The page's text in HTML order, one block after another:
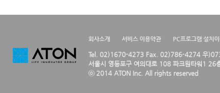
회사소개 서비스 이용약관 PC프로그램 설치
Tel. 02)1670-4273 Fax. 02)786-4274 우
서울시 영등포구 여의대로 108 파크원타워1 26
ⓒ 2014 ATON Inc. All rights reserved